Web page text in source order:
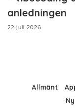
anledningen
22 juli 2026
Allmänt